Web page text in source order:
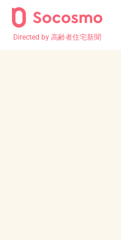
Directed by 高齢者住宅新聞